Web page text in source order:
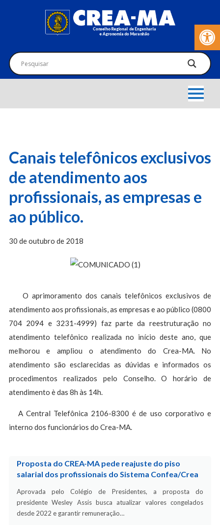
Barra de
Canais telefônicos exclusivos
de atendimento aos
profissionais, as empresas e
ao público.
30 de outubro de 2018
O aprimoramento dos canais telefônicos exclusivos de
atendimento aos profissionais, as empresas e ao público (0800
704 2094 e 3231-4999) faz parte da reestruturação no
atendimento telefônico realizada no início deste ano, que
melhorou e ampliou o atendimento do Crea-MA. No
atendimento são esclarecidas as dúvidas e informados os
procedimentos realizados pelo Conselho. O horário de
atendimento è das 8h às 14h.
A Central Telefônica 2106-8300 é de uso corporativo e
interno dos funcionários do Crea-MA.
Proposta do CREA-MA pede reajuste do piso
salarial dos profissionais do Sistema Confea/Crea
Aprovada pelo Colégio de Presidentes, a proposta do
presidente Wesley Assis busca atualizar valores congelados
desde 2022 e garantir remuneração…